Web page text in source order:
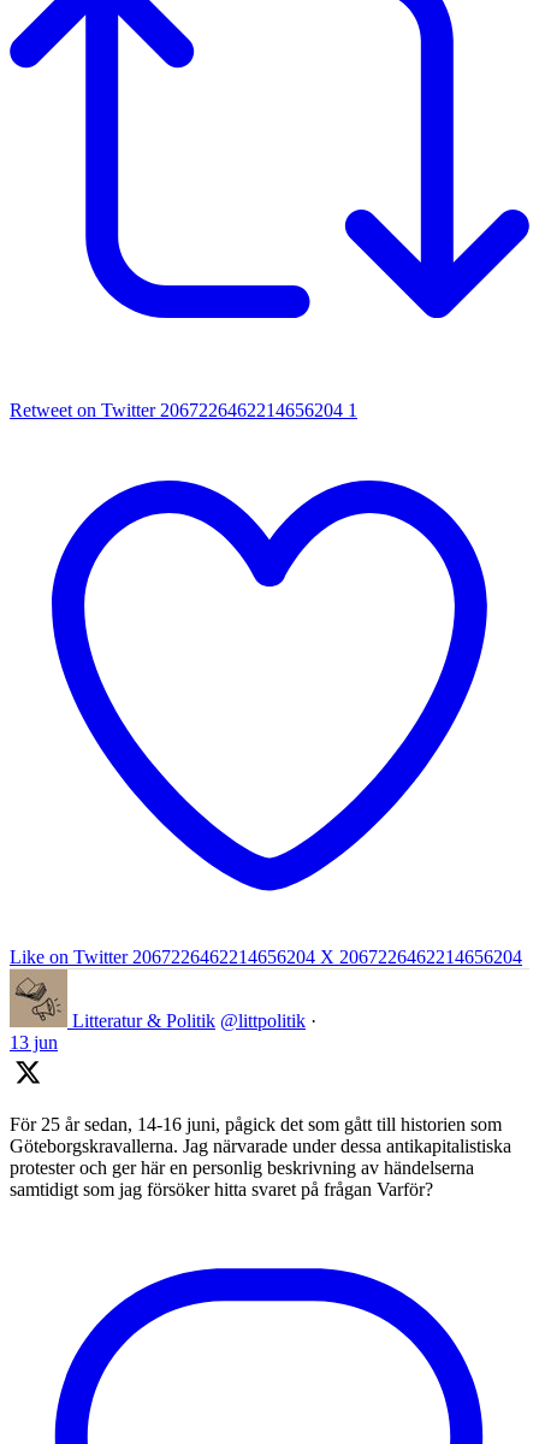
Retweet on Twitter 2067226462214656204 1
Like on Twitter 2067226462214656204 X 2067226462214656204
Litteratur & Politik @littpolitik ·
13 jun
För 25 år sedan, 14-16 juni, pågick det som gått till historien som
Göteborgskravallerna. Jag närvarade under dessa antikapitalistiska
protester och ger här en personlig beskrivning av händelserna
samtidigt som jag försöker hitta svaret på frågan Varför?